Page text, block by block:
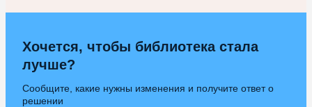
Хочется, чтобы библиотека стала
лучше?
Сообщите, какие нужны изменения и получите ответ о
решении